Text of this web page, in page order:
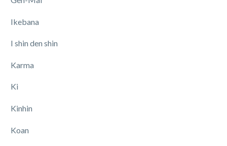
Ikebana
I shin den shin
Karma
Ki
Kinhin
Koan